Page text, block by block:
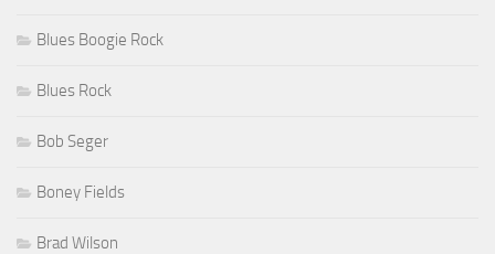
Blues Boogie Rock
Blues Rock
Bob Seger
Boney Fields
Brad Wilson